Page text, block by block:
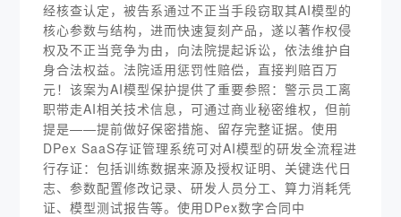
经核查认定，被告系通过不正当手段窃取其AI模型的
核心参数与结构，进而快速复刻产品，遂以著作权侵
权及不正当竞争为由，向法院提起诉讼，依法维护自
身合法权益。法院适用惩罚性赔偿，直接判赔百万
元！该案为AI模型保护提供了重要参照：警示员工离
职带走AI相关技术信息，可通过商业秘密维权，但前
提是——提前做好保密措施、留存完整证据。使用
DPex SaaS存证管理系统可对AI模型的研发全流程进
行存证：包括训练数据来源及授权证明、关键迭代日
志、参数配置修改记录、研发人员分工、算力消耗凭
证、模型测试报告等。使用DPex数字合同中